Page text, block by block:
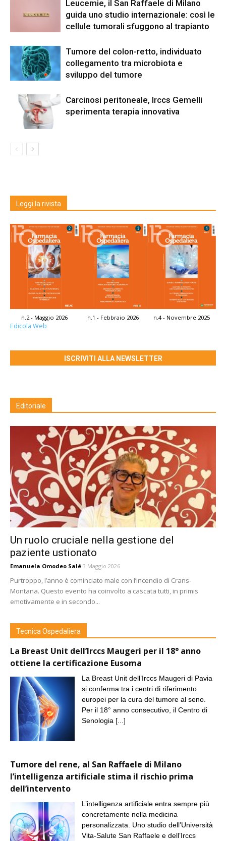
Leucemie, il San Raffaele di Milano
guida uno studio internazionale: così le
cellule tumorali sfuggono al trapianto
Tumore del colon-retto, individuato
collegamento tra microbiota e
sviluppo del tumore
Carcinosi peritoneale, Irccs Gemelli
sperimenta terapia innovativa
Leggi la rivista
n.2 - Maggio 2026 n.1 - Febbraio 2026 n.4 - Novembre 2025
Edicola Web
ISCRIVITI ALLA NEWSLETTER
Editoriale
Un ruolo cruciale nella gestione del
paziente ustionato
Emanuela Omodeo Salé 3 Maggio 2026
Purtroppo, l’anno è cominciato male con l’incendio di Crans-
Montana. Questo evento ha coinvolto a cascata tutti, in primis
emotivamente e in secondo...
Tecnica Ospedaliera
La Breast Unit dell’Irccs Maugeri per il 18° anno
ottiene la certificazione Eusoma
La Breast Unit dell’Irccs Maugeri di Pavia
si conferma tra i centri di riferimento
europei per la cura del tumore al seno.
Per il 18° anno consecutivo, il Centro di
Senologia [...]
Tumore del rene, al San Raffaele di Milano
l’intelligenza artificiale stima il rischio prima
dell’intervento
L’intelligenza artificiale entra sempre più
concretamente nella medicina
personalizzata. Uno studio dell’Università
Vita-Salute San Raffaele e dell’Irccs